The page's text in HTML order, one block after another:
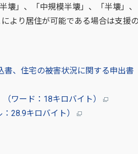
壊」、「中規模半壊」、「半壊」
より居住が可能である場合は支援の
、住宅の被害状況に関する申出
ワード：18キロバイト）
28.9キロバイト）